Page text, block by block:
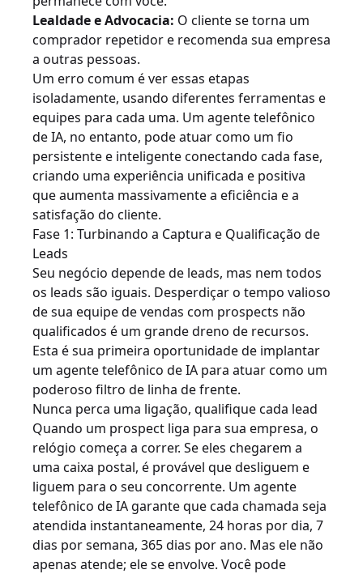
Lealdade e Advocacia: O cliente se torna um
comprador repetidor e recomenda sua empresa
a outras pessoas.
Um erro comum é ver essas etapas
isoladamente, usando diferentes ferramentas e
equipes para cada uma. Um agente telefônico
de IA, no entanto, pode atuar como um fio
persistente e inteligente conectando cada fase,
criando uma experiência unificada e positiva
que aumenta massivamente a eficiência e a
satisfação do cliente.
Fase 1: Turbinando a Captura e Qualificação de
Leads
Seu negócio depende de leads, mas nem todos
os leads são iguais. Desperdiçar o tempo valioso
de sua equipe de vendas com prospects não
qualificados é um grande dreno de recursos.
Esta é sua primeira oportunidade de implantar
um agente telefônico de IA para atuar como um
poderoso filtro de linha de frente.
Nunca perca uma ligação, qualifique cada lead
Quando um prospect liga para sua empresa, o
relógio começa a correr. Se eles chegarem a
uma caixa postal, é provável que desliguem e
liguem para o seu concorrente. Um agente
telefônico de IA garante que cada chamada seja
atendida instantaneamente, 24 horas por dia, 7
dias por semana, 365 dias por ano. Mas ele não
apenas atende; ele se envolve. Você pode